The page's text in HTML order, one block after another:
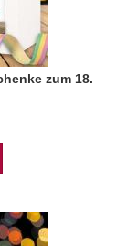
zum 18.